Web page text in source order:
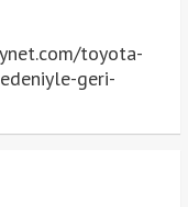
toyota-
geri-